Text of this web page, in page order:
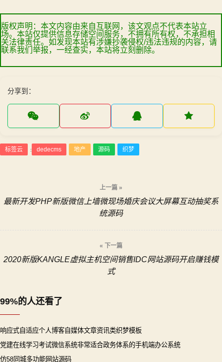
版权声明：本文内容由来自互联网，该文观点不代表本站立
场。本站仅提供信息存储空间服务，不拥有所有权，不承担相
关法律责任。如发现本站有涉嫌抄袭侵权/违法违规的内容，请
联系我们举报，一经查实，本站将立刻删除。
分享到：
标签云 : dedecms 地产 源码 织梦
章
上一篇 »
最新开发PHP新版微信上墙微现场婚庆会议大屏幕互动抽奖系
统源码
« 下一篇
2020新版KANGLE虚拟主机空间销售IDC网站源码开启赚钱模
式
99%的人还看了
响应式自适应个人博客自媒体文章资讯类织梦模板
党建在线学习考试微信系统非常适合政务体系的手机端办公系统
仿58同城多功能网站源码